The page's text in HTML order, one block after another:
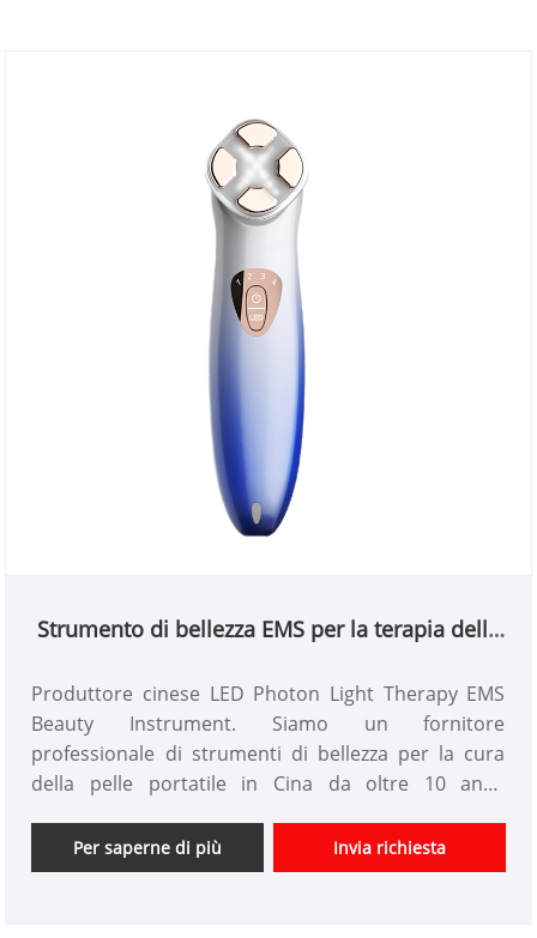
Strumento di bellezza EMS per la terapia della
Produttore cinese LED Photon Light Therapy EMS
Beauty Instrument. Siamo un fornitore
professionale di strumenti di bellezza per la cura
della pelle portatile in Cina da oltre 10 anni.
bellezza e abbiamo un buon vantaggio di prezzo e
offriamo servizi di progettazione. mercati. Ci
Per saperne di più Invia richiesta